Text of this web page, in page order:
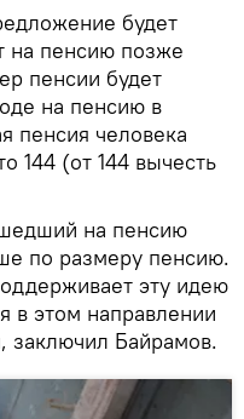
будет
на пенсию позже
пенсии будет
на пенсию в
пенсия человека
144 (от 144 вычесть
на пенсию
по размеру пенсию.
эту идею
в этом направлении
заключил Байрамов.